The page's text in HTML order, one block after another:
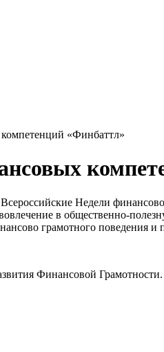
«Финбаттл»
Недели
в общественно-
грамотного поведения и
Финансовой Грамотности.